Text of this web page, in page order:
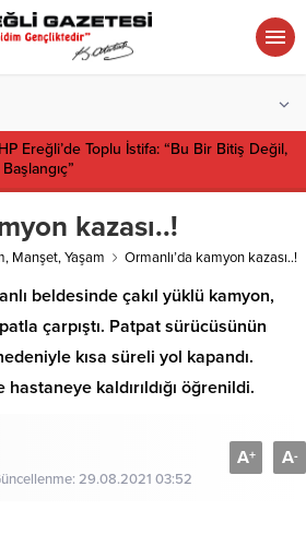
Ereğli’de Toplu İstifa: “Bu Bir Bitiş Değil,
kazası..!
, Manşet,Yaşam Ormanlı’da kamyon kazası..!
beldesinde çakıl yüklü kamyon,
çarpıştı. Patpat sürücüsünün
kısa süreli yol kapandı.
kaldırıldığı öğrenildi.
29.08.2021 03:52
A+ A-